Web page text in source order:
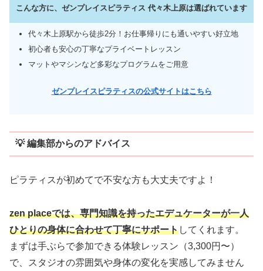
こんな方に、ゼンプレイスピラティス 代々木上原は選ばれています
代々木上原駅から徒歩2分！お仕事帰りにも通いやすい好立地
初心者も安心の丁寧なプライベートレッスン
マットやマシンなど多彩なプログラムをご用意
ゼンプレイスピラティスの公式サイトはこちら
💡 編集部からのアドバイス
ピラティスが初めてで不安な方も大丈夫ですよ！
zen placeでは、専門知識を持ったエデュケーターが一人
ひとりの身体に合わせて丁寧にサポートしてくれます。
まずは手ぶらで参加できる体験レッスン（3,300円〜）
で、スタジオの雰囲気や身体の変化を実感してみません